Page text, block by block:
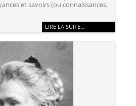
et savoirs (ou connaissances,
LIRE LA SUITE…